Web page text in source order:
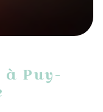
à Puy-